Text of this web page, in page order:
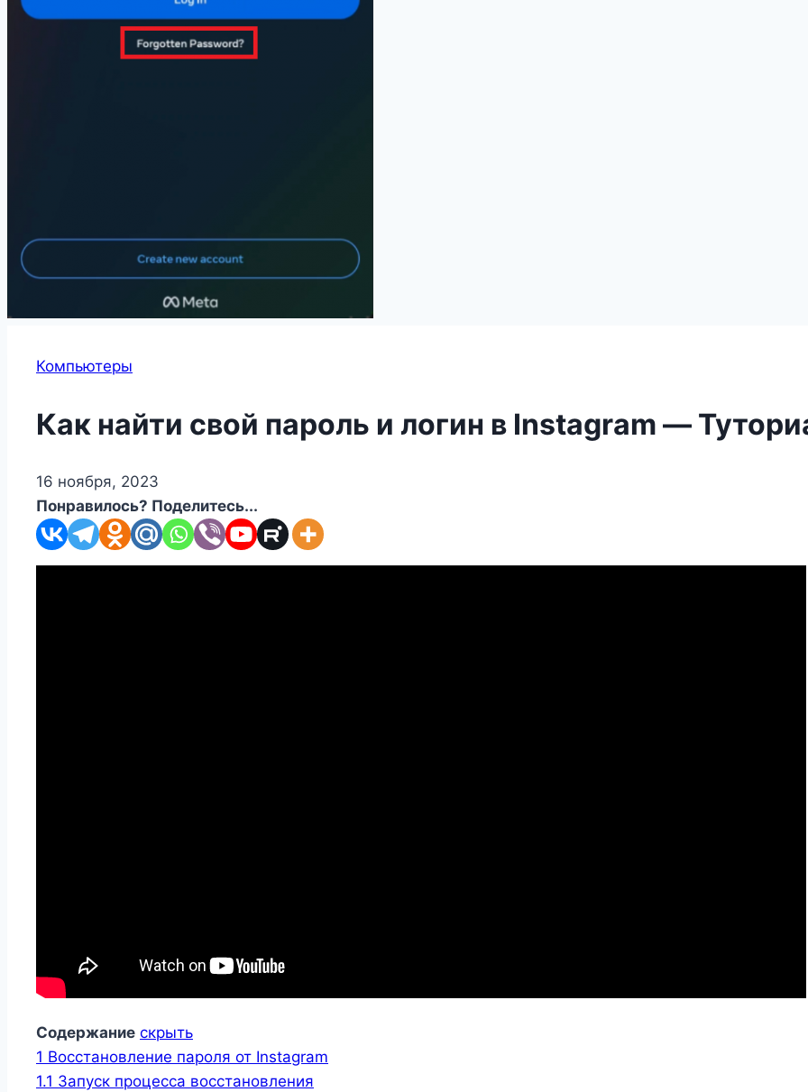
Компьютеры
Как найти свой пароль и логин в Instagram —
16 ноября, 2023
Понравилось? Поделитесь...
Содержание скрыть
1 Восстановление пароля от Instagram
1.1 Запуск процесса восстановления